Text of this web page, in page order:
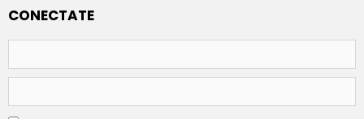
CONECTATE
de
usuario